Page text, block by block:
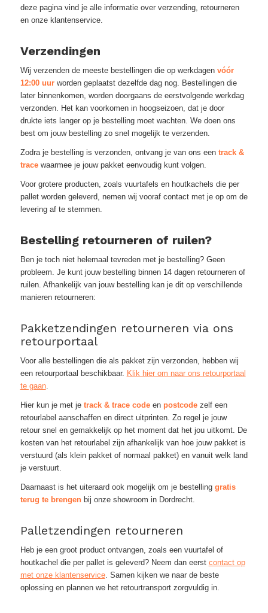
deze pagina vind je alle informatie over verzending, retourneren
en onze klantenservice.
Verzendingen
Wij verzenden de meeste bestellingen die op werkdagen vóór
12:00 uurworden geplaatst dezelfde dag nog. Bestellingen die
later binnenkomen, worden doorgaans de eerstvolgende werkdag
verzonden. Het kan voorkomen in hoogseizoen, dat je door
drukte iets langer op je bestelling moet wachten. We doen ons
best om jouw bestelling zo snel mogelijk te verzenden.
Zodra je bestelling is verzonden, ontvang je van ons een track &
tracewaarmee je jouw pakket eenvoudig kunt volgen.
Voor grotere producten, zoals vuurtafels en houtkachels die per
pallet worden geleverd, nemen wij vooraf contact met je op om de
levering af te stemmen.
Bestelling retourneren of ruilen?
Ben je toch niet helemaal tevreden met je bestelling? Geen
probleem. Je kunt jouw bestelling binnen 14 dagen retourneren of
ruilen. Afhankelijk van jouw bestelling kan je dit op verschillende
manieren retourneren:
Pakketzendingen retourneren via ons
retourportaal
Voor alle bestellingen die als pakket zijn verzonden, hebben wij
een retourportaal beschikbaar. Klik hier om naar ons retourportaal
te gaan.
Hier kun je met je track & trace codeen postcodezelf een
retourlabel aanschaffen en direct uitprinten. Zo regel je jouw
retour snel en gemakkelijk op het moment dat het jou uitkomt. De
kosten van het retourlabel zijn afhankelijk van hoe jouw pakket is
verstuurd (als klein pakket of normaal pakket) en vanuit welk land
je verstuurt.
Daarnaast is het uiteraard ook mogelijk om je bestelling gratis
terug te brengenbij onze showroom in Dordrecht.
Palletzendingen retourneren
Heb je een groot product ontvangen, zoals een vuurtafel of
houtkachel die per pallet is geleverd? Neem dan eerst contact op
met onze klantenservice. Samen kijken we naar de beste
oplossing en plannen we het retourtransport zorgvuldig in.